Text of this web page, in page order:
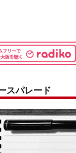
スパレード